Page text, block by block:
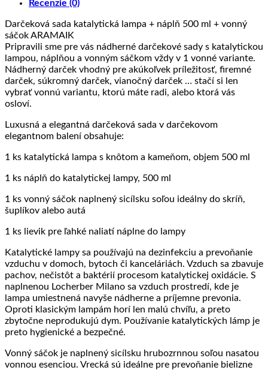
Recenzie (0)
Darčeková sada katalytická lampa + náplň 500 ml + vonný
sáčok ARAMAIK
Pripravili sme pre vás nádherné darčekové sady s katalytickou
lampou, náplňou a vonným sáčkom vždy v 1 vonné variante.
Nádherný darček vhodný pre akúkoľvek príležitosť, firemné
darček, súkromný darček, vianočný darček … stačí si len
vybrať vonnú variantu, ktorú máte radi, alebo ktorá vás
osloví.
Luxusná a elegantná darčeková sada v darčekovom
elegantnom balení obsahuje:
1 ks katalytická lampa s knôtom a kameňom, objem 500 ml
1 ks náplň do katalytickej lampy, 500 ml
1 ks vonný sáčok naplnený sicílsku soľou ideálny do skríň,
šuplíkov alebo autá
1 ks lievik pre ľahké naliatí náplne do lampy
Katalytické lampy sa používajú na dezinfekciu a prevoňanie
vzduchu v domoch, bytoch či kanceláriách. Vzduch sa zbavuje
pachov, nečistôt a baktérií procesom katalytickej oxidácie. S
naplnenou Locherber Milano sa vzduch prostredí, kde je
lampa umiestnená navyše nádherne a príjemne prevonia.
Oproti klasickým lampám horí len malú chvíľu, a preto
zbytočne neprodukujú dym. Používanie katalytických lámp je
preto hygienické a bezpečné.
Vonný sáčok je naplnený sicílsku hrubozrnnou soľou nasatou
vonnou esenciou. Vrecká sú ideálne pre prevoňanie bielizne